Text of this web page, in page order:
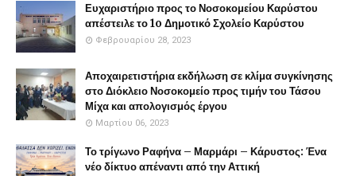
Ευχαριστήριο προς το Νοσοκομείου Καρύστου
απέστειλε το 1o Δημοτικό Σχολείο Καρύστου
Φεβρουαρίου 28, 2023
Αποχαιρετιστήρια εκδήλωση σε κλίμα συγκίνησης
στο Διόκλειο Νοσοκομείο προς τιμήν του Τάσου
Μίχα και απολογισμός έργου
Μαρτίου 06, 2023
Το τρίγωνο Ραφήνα – Μαρμάρι – Κάρυστος: Ένα
νέο δίκτυο απέναντι από την Αττική